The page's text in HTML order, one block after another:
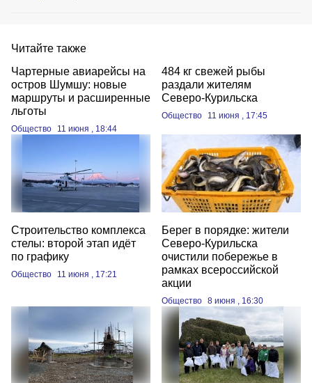
Читайте также
Чартерные авиарейсы на
остров Шумшу: новые
маршруты и расширенные
льготы
Общество 11 июня , 18:44
484 кг свежей рыбы
раздали жителям
Северо‑Курильска
Общество 11 июня , 17:45
Строительство комплекса
стелы: второй этап идёт
по графику
Общество 11 июня , 17:21
Берег в порядке: жители
Северо‑Курильска
очистили побережье в
рамках всероссийской
акции
Общество 8 июня , 16:30